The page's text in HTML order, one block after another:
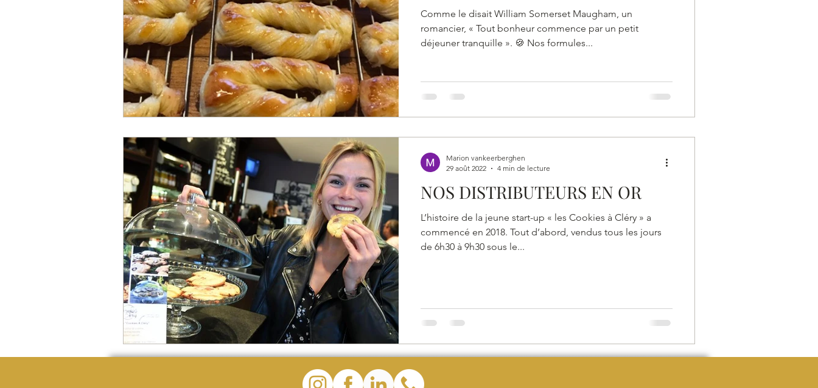
Comme le disait William Somerset Maugham, un
romancier, « Tout bonheur commence par un petit
déjeuner tranquille ». 🍪 Nos formules...
NOS DISTRIBUTEURS EN OR
L’histoire de la jeune start-up « les Cookies à Cléry » a
commencé en 2018. Tout d’abord, vendus tous les jours
de 6h30 à 9h30 sous le...
Marion vankeerberghen
29 août 2022
4 min de lecture